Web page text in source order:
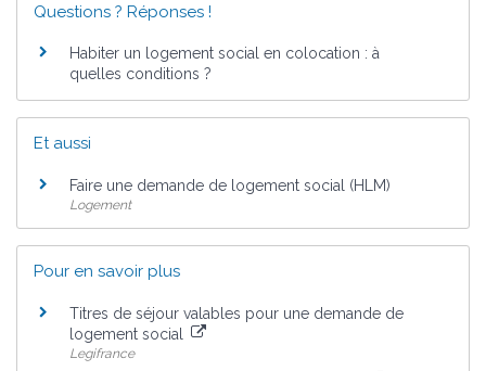
Questions ? Réponses !
Habiter un logement social en colocation : à
quelles conditions ?
Et aussi
Faire une demande de logement social (HLM)
Logement
Pour en savoir plus
Titres de séjour valables pour une demande de
logement social
Legifrance